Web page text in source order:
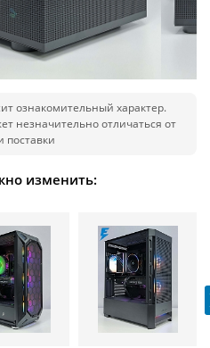
ознакомительный характер.
незначительно отличаться от
поставки
изменить: